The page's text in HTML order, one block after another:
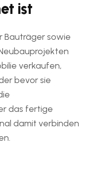
ist
Bauträger sowie
verkaufen,
bevor sie
das fertige
damit verbinden